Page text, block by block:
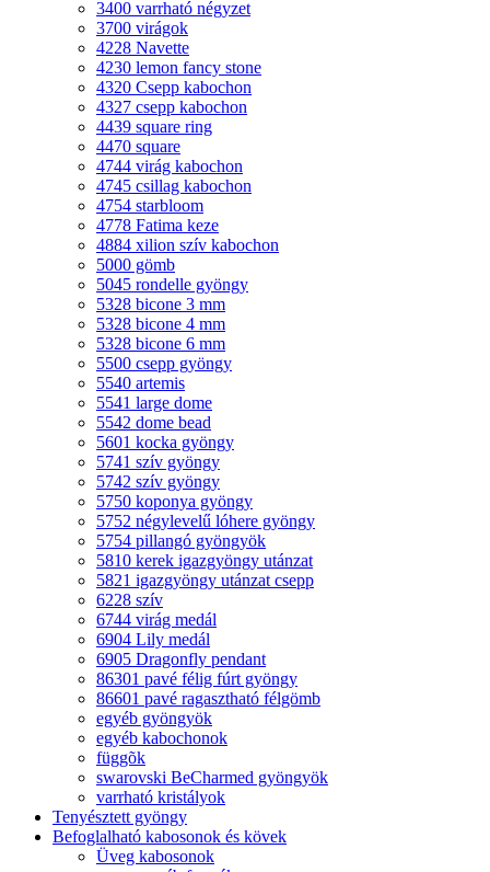
3400 varrható négyzet
3700 virágok
4228 Navette
4230 lemon fancy stone
4320 Csepp kabochon
4327 csepp kabochon
4439 square ring
4470 square
4744 virág kabochon
4745 csillag kabochon
4754 starbloom
4778 Fatima keze
4884 xilion szív kabochon
5000 gömb
5045 rondelle gyöngy
5328 bicone 3 mm
5328 bicone 4 mm
5328 bicone 6 mm
5500 csepp gyöngy
5540 artemis
5541 large dome
5542 dome bead
5601 kocka gyöngy
5741 szív gyöngy
5742 szív gyöngy
5750 koponya gyöngy
5752 négylevelű lóhere gyöngy
5754 pillangó gyöngyök
5810 kerek igazgyöngy utánzat
5821 igazgyöngy utánzat csepp
6228 szív
6744 virág medál
6904 Lily medál
6905 Dragonfly pendant
86301 pavé félig fúrt gyöngy
86601 pavé ragasztható félgömb
egyéb gyöngyök
egyéb kabochonok
függõk
swarovski BeCharmed gyöngyök
varrható kristályok
Tenyésztett gyöngy
Befoglalható kabosonok és kövek
Üveg kabosonok